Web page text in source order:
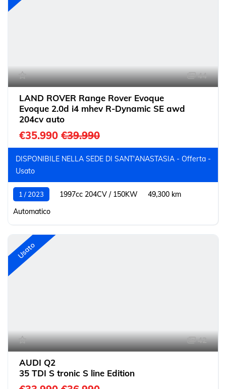
44
LAND ROVER Range Rover Evoque
Evoque 2.0d i4 mhev R-Dynamic SE awd
204cv auto
€35.990 €39.990
DISPONIBILE NELLA SEDE DI SANT'ANASTASIA - Offerta -
Usato
1 / 2023 1997cc 204CV / 150KW
49,300 km
Automatico
Usato
42
AUDI Q2
35 TDI S tronic S line Edition